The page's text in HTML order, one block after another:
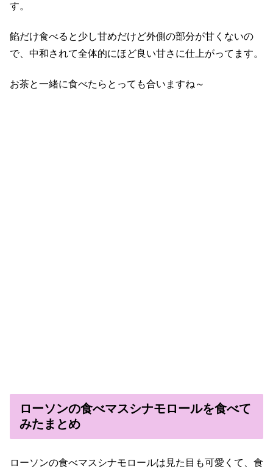
す。
餡だけ食べると少し甘めだけど外側の部分が甘くないの
で、中和されて全体的にほど良い甘さに仕上がってます。
お茶と一緒に食べたらとっても合いますね～
ローソンの食べマスシナモロールを食べて
みたまとめ
ローソンの食べマスシナモロールは見た目も可愛くて、食